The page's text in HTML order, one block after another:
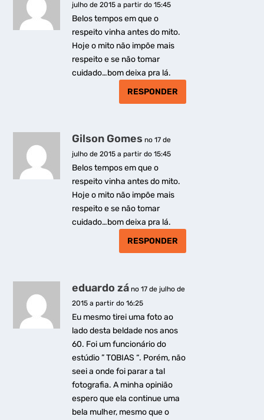
julho de 2015 a partir do 15:45
Belos tempos em que o
respeito vinha antes do mito.
Hoje o mito não impõe mais
respeito e se não tomar
cuidado…bom deixa pra lá.
RESPONDER
Gilson Gomes no 17 de
julho de 2015 a partir do 15:45
Belos tempos em que o
respeito vinha antes do mito.
Hoje o mito não impõe mais
respeito e se não tomar
cuidado…bom deixa pra lá.
RESPONDER
eduardo zá no 17 de julho de
2015 a partir do 16:25
Eu mesmo tirei uma foto ao
lado desta beldade nos anos
60. Foi um funcionário do
estúdio ” TOBIAS “. Porém, não
seei a onde foi parar a tal
fotografia. A minha opinião
espero que ela continue uma
bela mulher, mesmo que o